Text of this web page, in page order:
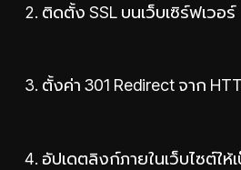
ติดตั้ง SSL บนเว็บเซิร์ฟเวอร์
ตั้งค่า 301 Redirect จาก
อัปเดตลิงก์ภายในเว็บไซต์ให้